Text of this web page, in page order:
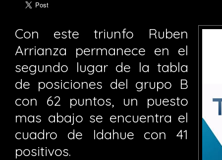
Con este triunfo Ruben
Arrianza permanece en el
segundo lugar de la tabla
de posiciones del grupo B
con 62 puntos, un puesto
mas abajo se encuentra el
cuadro de Idahue con 41
positivos.